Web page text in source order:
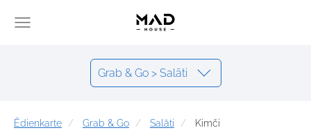
Grab & Go > Salāti
Ēdienkarte Grab & Go Salāti Kimči